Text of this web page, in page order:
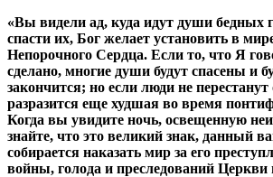
«Вы видели ад, куда идут души бедных
спасти их, Бог желает установить в
Непорочного Сердца. Если то, что Я
сделано, многие души будут спасены и
закончится; но если люди не
разразится еще худшая во время
Когда вы увидите ночь, освещенную
знайте, что это великий знак, данный
собирается наказать мир за его
войны, голода и преследований